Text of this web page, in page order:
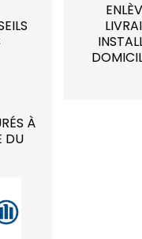
À
DU